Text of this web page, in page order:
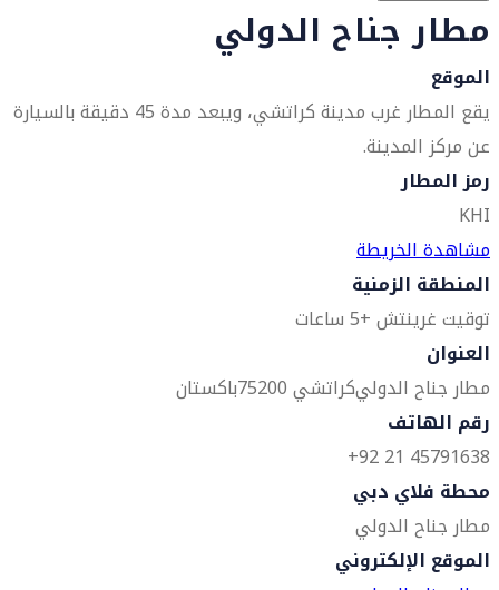
مطار جناح الدولي
الموقع
يقع المطار غرب مدينة كراتشي، ويبعد مدة 45 دقيقة بالسيارة
عن مركز المدينة.
رمز المطار
KHI
مشاهدة الخريطة
المنطقة الزمنية
توقيت غرينتش +5 ساعات
العنوان
مطار جناح الدوليكراتشي 75200
باكستان
رقم الهاتف
45791638 21 92+
محطة فلاي دبي
مطار جناح الدولي
الموقع الإلكتروني